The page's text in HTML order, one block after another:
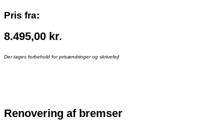
Pris fra:
8.495,00 kr.
Der tages forbehold for prisændringer og skrivefejl
Renovering af bremser